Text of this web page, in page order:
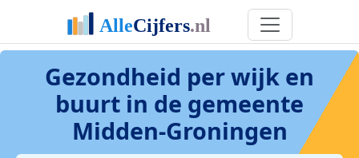
Gezondheid per wijk en
buurt in de gemeente
Midden-Groningen